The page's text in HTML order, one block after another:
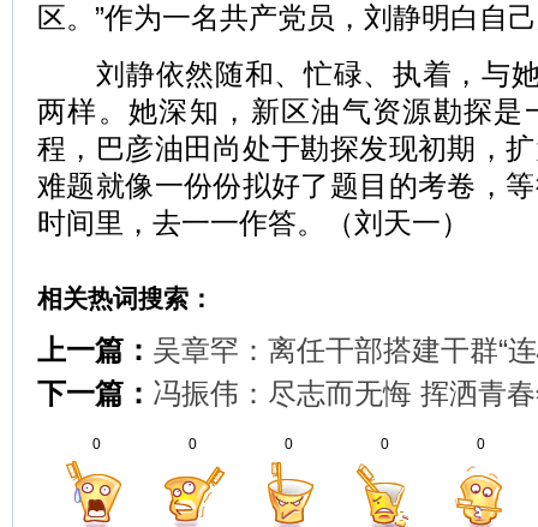
区。”作为一名共产党员，刘静明白自
刘静依然随和、忙碌、执着，与她
两样。她深知，新区油气资源勘探是
程，巴彦油田尚处于勘探发现初期，
难题就像一份份拟好了题目的考卷，
时间里，去一一作答。（刘天一）
相关热词搜索：
上一篇： 吴章罕：离任干部搭建干群“
下一篇： 冯振伟：尽志而无悔 挥洒青
0 0 0 0 0